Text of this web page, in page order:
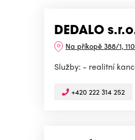
DEDALO
Na příkopě 388/1,
Služby: - realitní
+420 222 314 252